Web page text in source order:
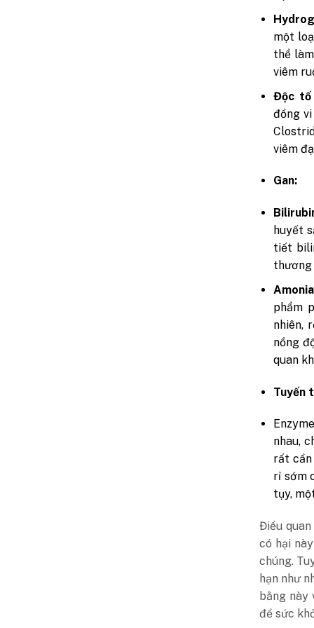
một
thể
viêm
Độc tố
đồng
viêm
Gan:
huyết
tiết
thương
phẩm
nhiên,
nồng
quan
Tuyến
nhau,
rất cần
rỉ sớm
tụy,
Điều
có hại
chúng.
hạn như
bằng này
đề sức